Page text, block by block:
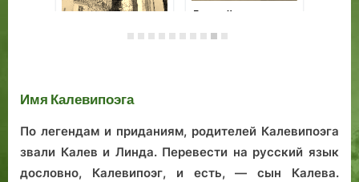
Таллине, и её
Коварство
Озерного
Имя Калевипоэга
По легендам и приданиям, родителей Калевипоэга
звали Калев и Линда. Перевести на русский язык
дословно, Калевипоэг, и есть, — сын Калева.